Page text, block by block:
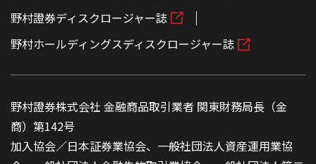
野村證券ディスクロージャー誌
野村ホールディングスディスクロージャー誌
野村證券株式会社 金融商品取引業者 関東財務局長（金
商）第142号
加入協会／日本証券業協会、一般社団法人資産運用業協